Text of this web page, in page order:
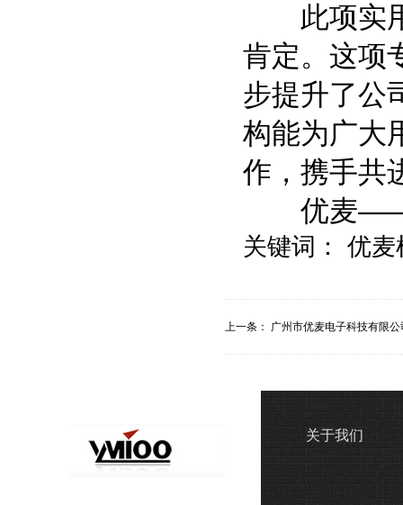
此项实用
肯定。这项
步提升了公
构能为广大
作，携手共
优麦——
关键词： 优麦
上一条： 广州市优麦电子科技有限
关于我们